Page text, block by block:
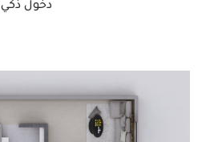
دخول ذكي